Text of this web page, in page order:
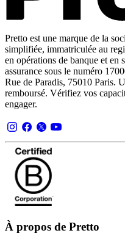
Pretto est une marque de la
simplifiée, immatriculée au
en opérations de banque et en
assurance sous le numéro
Rue de Paradis, 75010 Paris.
remboursé. Vérifiez vos
engager.
À propos de Pretto